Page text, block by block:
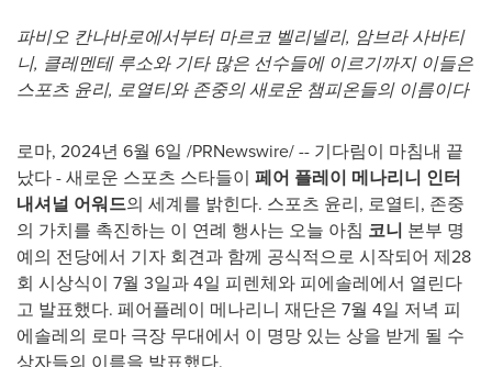
파비오 칸나바로에서부터 마르코 벨리넬리, 암브라 사바티
니, 클레멘테 루소와 기타 많은 선수들에 이르기까지 이들은
스포츠 윤리, 로열티와 존중의 새로운 챔피온들의 이름이다
로마, 2024년 6월 6일 /PRNewswire/ -- 기다림이 마침내 끝
났다 - 새로운 스포츠 스타들이 페어 플레이 메나리니 인터
내셔널 어워드의 세계를 밝힌다. 스포츠 윤리, 로열티, 존중
의 가치를 촉진하는 이 연례 행사는 오늘 아침 코니 본부 명
예의 전당에서 기자 회견과 함께 공식적으로 시작되어 제28
회 시상식이 7월 3일과 4일 피렌체와 피에솔레에서 열린다
고 발표했다. 페어플레이 메나리니 재단은 7월 4일 저녁 피
에솔레의 로마 극장 무대에서 이 명망 있는 상을 받게 될 수